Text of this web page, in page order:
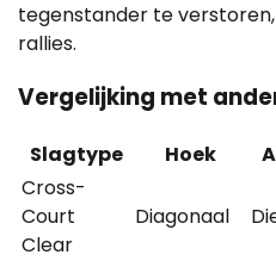
tegenstander te
rallies.
Vergelijking met
Slagtype Hoek
Cross-
Court
Clear
Diagonaal